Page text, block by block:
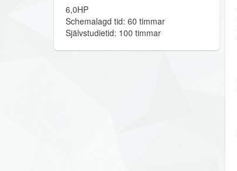
6,0HP
Schemalagd tid: 60 timmar
Självstudietid: 100 timmar